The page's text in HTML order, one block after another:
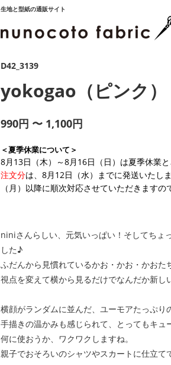
生地と型紙の通販サイト
D42_3139
yokogao（ピンク）
990円 〜 1,100円
＜夏季休業について＞
8月13日（木）～8月16日（日）は夏季休業と
注文分は、8月12日（水）までに発送いたし
（月）以降に順次対応させていただきますの
niniさんらしい、元気いっぱい！そしてちょ
した♪
ふだんから見慣れているかお・かお・かおた
視点を変えて横から見るだけでなんだか新し
横顔がランダムに並んだ、ユーモアたっぷり
手描きの温かみも感じられて、とってもキュ
何に使おうか、ワクワクしますね。
親子でおそろいのシャツやスカートに仕立て